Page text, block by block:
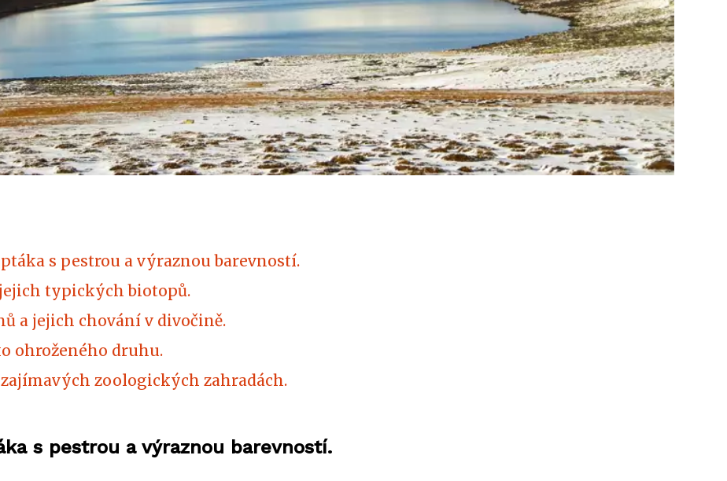
s pestrou a výraznou barevností.
typických biotopů.
a jejich chování v divočině.
ohroženého druhu.
zoologických zahradách.
s pestrou a výraznou barevností.